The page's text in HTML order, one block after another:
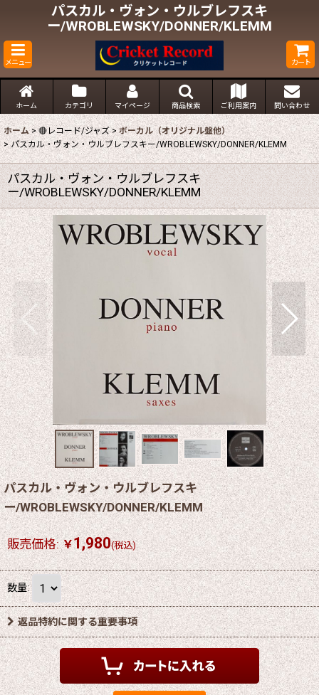
パスカル・ヴォン・ウルブレフスキ
ー/WROBLEWSKY/DONNER/KLEMM
メニュー カート
ホーム カテゴリ マイページ 商品検索 ご利用案内 問い合わせ
ホーム > 🔴レコード/ジャズ > ボーカル（オリジナル盤他）
> パスカル・ヴォン・ウルブレフスキー/WROBLEWSKY/DONNER/KLEMM
パスカル・ヴォン・ウルブレフスキ
ー/WROBLEWSKY/DONNER/KLEMM
パスカル・ヴォン・ウルブレフスキ
ー/WROBLEWSKY/DONNER/KLEMM
販売価格: ￥1,980(税込)
数量:
返品特約に関する重要事項